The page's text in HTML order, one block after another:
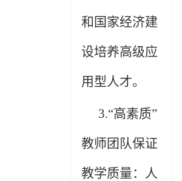
和国家经济建
设培养高级应
用型人才。
3.“高素质”
教师团队保证
教学质量： 人